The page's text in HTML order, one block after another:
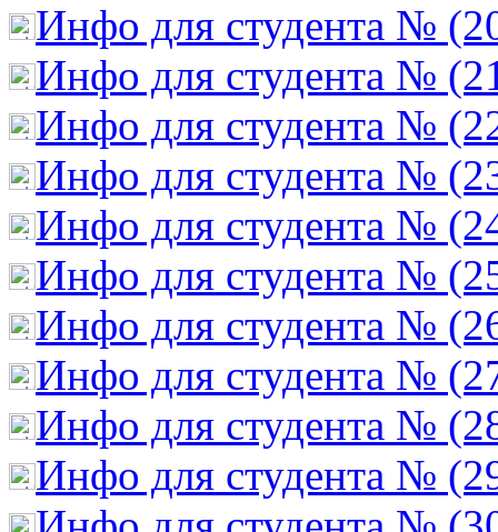
Инфо для студента №
Инфо для студента №
Инфо для студента №
Инфо для студента №
Инфо для студента №
Инфо для студента №
Инфо для студента №
Инфо для студента №
Инфо для студента №
Инфо для студента №